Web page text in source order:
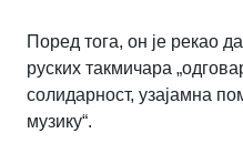
Поред тога, он је рекао
руских такмичара
солидарност, узајамна
музику“.